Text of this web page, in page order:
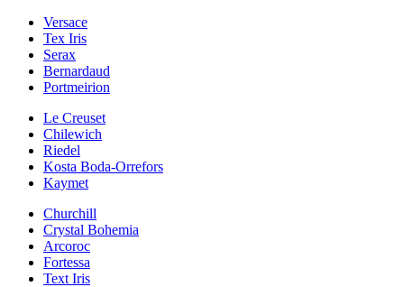
Versace
Tex Iris
Serax
Bernardaud
Portmeirion
Le Creuset
Chilewich
Riedel
Kosta Boda-Orrefors
Kaymet
Churchill
Crystal Bohemia
Arcoroc
Fortessa
Text Iris